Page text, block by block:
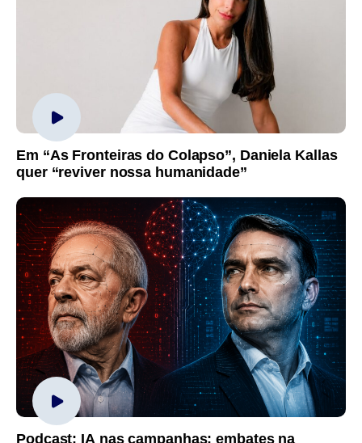
Em “As Fronteiras do Colapso”, Daniela Kallas
quer “reviver nossa humanidade”
Podcast: IA nas campanhas; embates na